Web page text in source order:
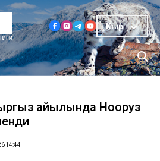
Кыр
айылында Нооруз
14:44